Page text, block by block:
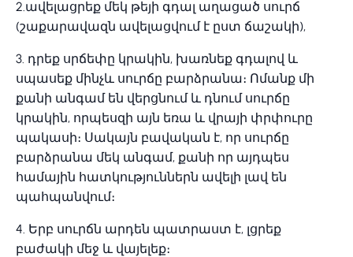
2.ավելացրեք մեկ թեյի գդալ աղացած սուրճ
(շաքարավազն ավելացվում է ըստ ճաշակի),
3. դրեք սրճեփը կրակին, խառնեք գդալով և
սպասեք մինչև սուրճը բարձրանա։ Ոմանք մի
քանի անգամ են վերցնում և դնում սուրճը
կրակին, որպեսզի այն եռա և վրայի փրփուրը
պակասի։ Սակայն բավական է, որ սուրճը
բարձրանա մեկ անգամ, քանի որ այդպես
համային հատկություններն ավելի լավ են
պահպանվում։
4. Երբ սուրճն արդեն պատրաստ է, լցրեք
բաժակի մեջ և վայելեք։